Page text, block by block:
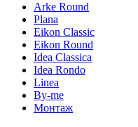
Arke Round
Plana
Eikon Classic
Eikon Round
Idea Classica
Idea Rondo
Linea
By-me
Монтаж